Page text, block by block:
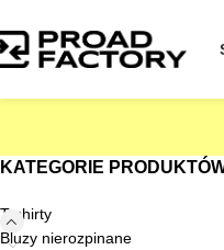
KATEGORIE
T-shirty
Bluzy nierozpinane